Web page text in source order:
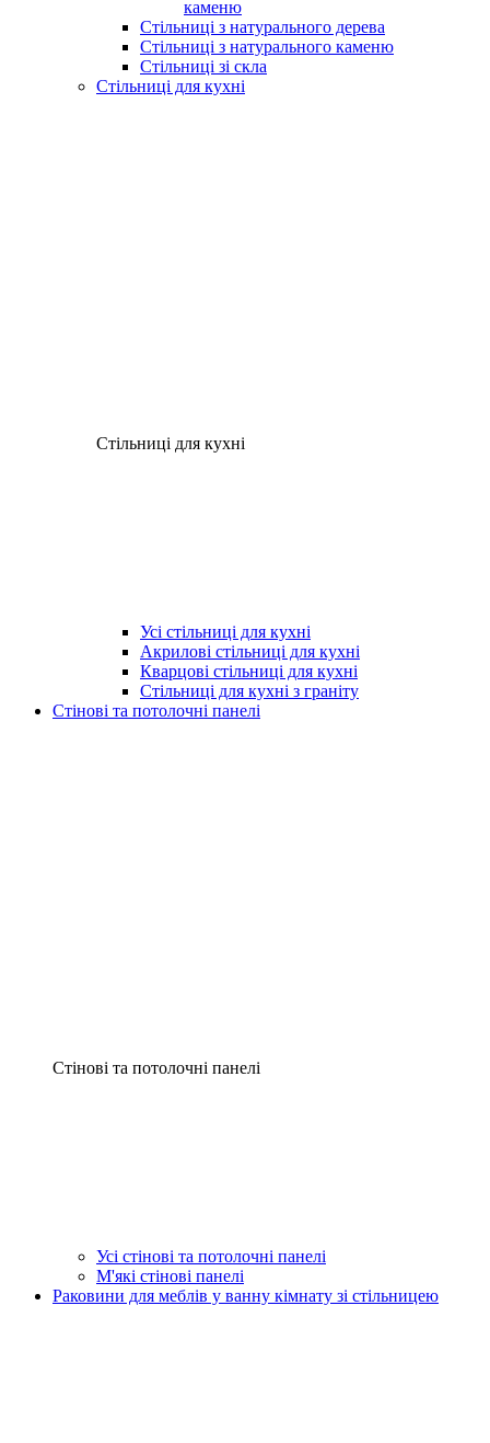
каменю
Стільниці з натурального дерева
Стільниці з натурального каменю
Стільниці зі скла
Стільниці для кухні
Стільниці для кухні
Усі стільниці для кухні
Акрилові стільниці для кухні
Кварцові стільниці для кухні
Стільниці для кухні з граніту
Стінові та потолочні панелі
Стінові та потолочні панелі
Усі стінові та потолочні панелі
М'які стінові панелі
Раковини для меблів у ванну кімнату зі стільницею